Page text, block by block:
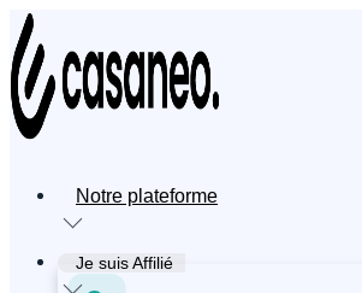
Aller
au
contenu
Notre plateforme
Je suis Affilié